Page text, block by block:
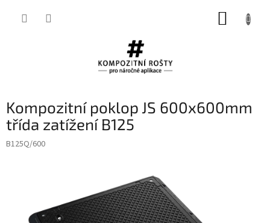
Kompozitní poklop JS 600x600mm
třída zatížení B125
B125Q/600